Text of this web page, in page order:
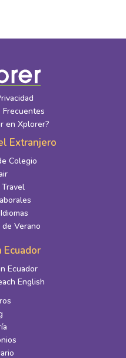
Frecuentes
en Xplorer?
Extranjero
Colegio
de Verano
Ecuador
Ecuador
English